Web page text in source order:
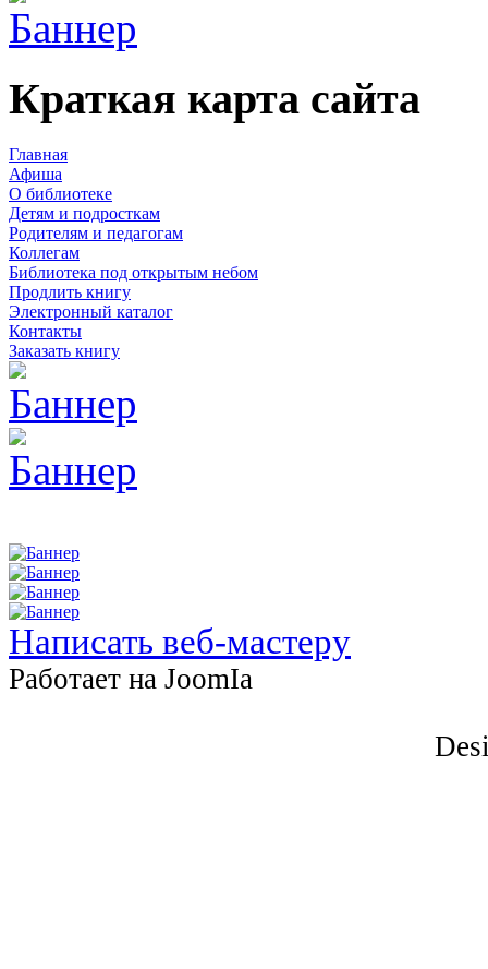
Краткая карта сайта
Главная
Афиша
О библиотеке
Детям и подросткам
Родителям и педагогам
Коллегам
Библиотека под открытым небом
Продлить книгу
Электронный каталог
Контакты
Заказать книгу
Написать веб-мастеру
Работает на JоomIа